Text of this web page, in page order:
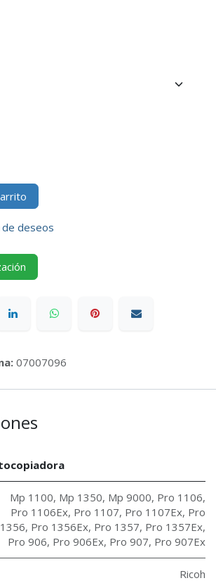
deseos
07007096
Mp 1100, Mp 1350, Mp 9000, Pro 1106,
Pro 1106Ex, Pro 1107, Pro 1107Ex, Pro
1356, Pro 1356Ex, Pro 1357, Pro 1357Ex,
Pro 906, Pro 906Ex, Pro 907, Pro 907Ex
Ricoh